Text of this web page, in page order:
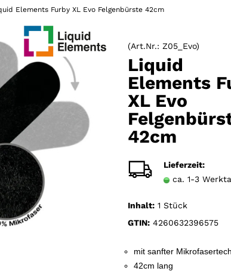
Elements Furby XL Evo Felgenbürste 42cm
(Art.Nr.: Z05_Evo)
Liquid
Elements
XL Evo
42cm
Lieferzeit:
ca. 1-3
Inhalt: 1 Stück
GTIN:4260632396575
mit sanfter
42cm lang